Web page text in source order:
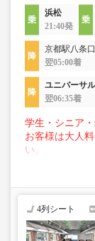
ントタイプで
・増便や車両
仕様が変更と
ださい。
浜松
21:40発
京都駅八条口
翌05:00着
ユニバーサ
翌06:35着
学生・シニア
お客様は大人
い。
■トランクにて
・3辺合計
■お預かりでき
4列シート